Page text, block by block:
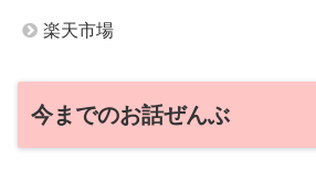
楽天市場
今までのお話ぜんぶ